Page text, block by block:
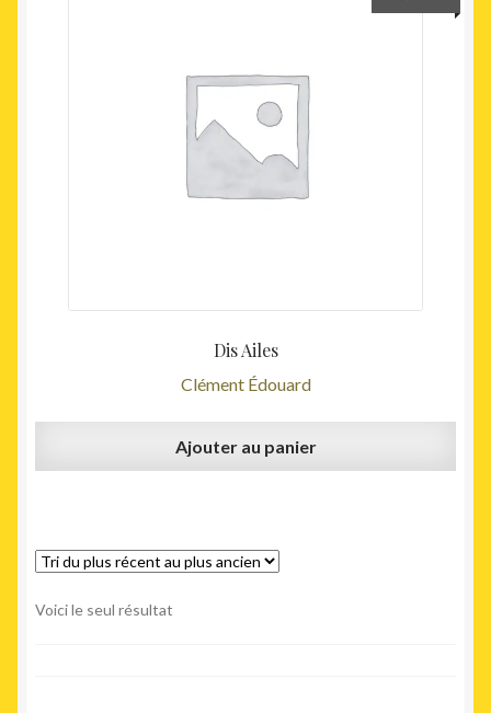
Dis Ailes
Clément Édouard
Ajouter au panier
Voici le seul résultat